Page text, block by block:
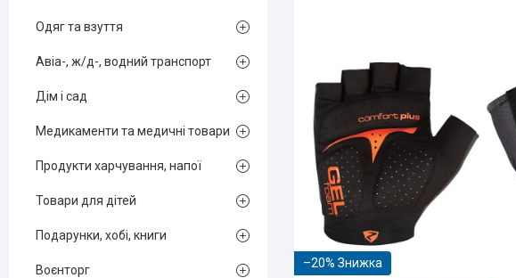
–20%
Одяг та взуття
Авіа-, ж/д-, водний транспорт
Дім і сад
Медикаменти та медичні товари
Продукти харчування, напої
Товари для дітей
Подарунки, хобі, книги
Воєнторг